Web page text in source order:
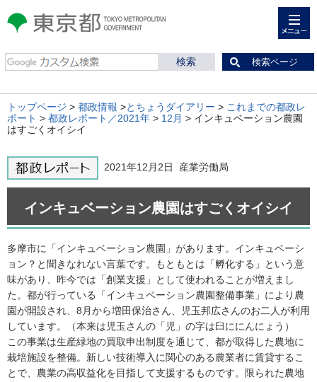
東京都 TOKYO METROPOLITAN
GOVERNMENT
検索ページ
トップページ > 都政情報 >とちょうダイアリー > これまでの都政レ
ポート > 都政レポート／2021年 > 12月 > インキュベーション農園
はすごくオイシイ
2021年12月2日 産業労働局
インキュベーション農園はすごくオイシイ
多摩市に「インキュベーション農園」があります。インキュベーシ
ョン？と聞きなれない言葉です。もともとは「孵化する」という意
味があり、昨今では「創業支援」として使われることが増えまし
た。都が行っている「インキュベーション農園整備事業」により農
園が開設され、8月から増田保治さん、児玉邦広さんのお二人が利用
しています。（本来は児玉さんの「児」の字は臼ににんにょう）
この事業は生産緑地の買取申出制度を通じて、都が取得した農地に
栽培施設を整備。新しい技術導入に関心のある農業者に賃貸するこ
とで、農業の高収益化を目指して支援するものです。限られた農地